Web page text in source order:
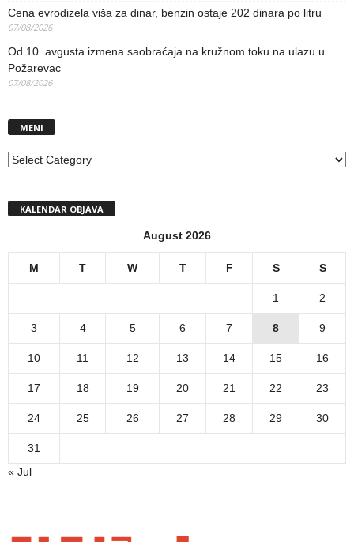
Cena evrodizela viša za dinar, benzin ostaje 202 dinara po litru
07/08/2026
Od 10. avgusta izmena saobraćaja na kružnom toku na ulazu u
Požarevac
07/08/2026
MENI
MENI
KALENDAR OBJAVA
August 2026
M T W T F S S
1 2
3 4 5 6 7 8 9
10 11 12 13 14 15 16
17 18 19 20 21 22 23
24 25 26 27 28 29 30
31
« Jul